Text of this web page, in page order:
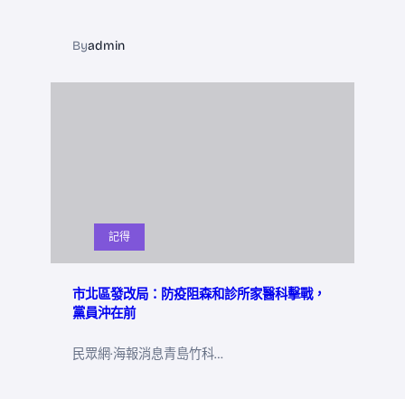
Byadmin
記得
市北區發改局：防疫阻森和診所家醫科擊戰，
黨員沖在前
民眾網·海報消息青島竹科…